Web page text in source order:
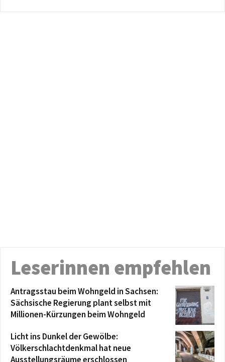
Leserinnen empfehlen
Antragsstau beim Wohngeld in Sachsen:
Sächsische Regierung plant selbst mit
Millionen-Kürzungen beim Wohngeld
Licht ins Dunkel der Gewölbe:
Völkerschlachtdenkmal hat neue
Ausstellungsräume erschlossen